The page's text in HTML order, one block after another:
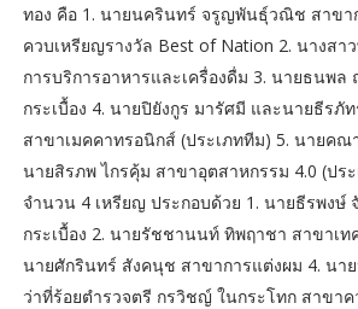
ทอง คือ 1. นายนครินทร์ จรูญพันธุ์วณิช สาขา
ควบเหรียญรางวัล Best of Nation 2. นางสา
การบริการอาหารและเครื่องดื่ม 3. นายธนพล
กระเบื้อง 4. นายปิยังกูร มารัศมี และนายธีรภั
สาขาเมคคาทรอนิกส์ (ประเภททีม) 5. นายคณ
นายสิรภพ ไกรคุ้ม สาขาอุตสาหกรรม 4.0 (ปร
จำนวน 4 เหรียญ ประกอบด้วย 1. นายธีรพงษ์
กระเบื้อง 2. นายรัชชานนท์ ทิพฤาชา สาขาเท
นายศักรินทร์ สังคนุช สาขาการแต่งผม 4. นา
ว่าที่ร้อยตำรวจตรี กรวิชญ์ ในกระโทก สาขา